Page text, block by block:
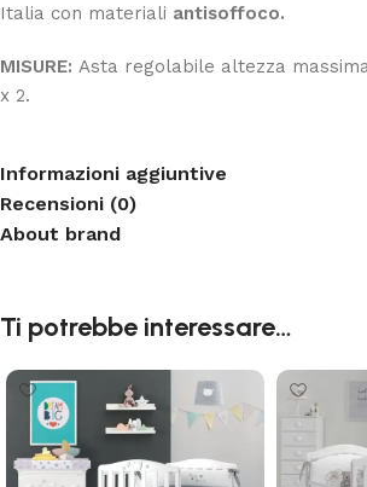
Italia con materiali antisoffoco.
MISURE: Asta regolabile altezza
x 2.
Informazioni aggiuntive
Recensioni (0)
About brand
Ti potrebbe interessare…